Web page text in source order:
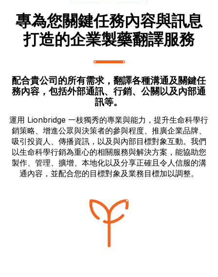
專為您關鍵任務內容與訊息
打造的企業製藥翻譯服務
配合貴公司的所有需求，翻譯各種溝通及關鍵任
務內容，包括外部通訊、行銷、公關以及內部通
訊等。
運用 Lionbridge 一枝獨秀的專業與能力，提升生命科學行
銷策略、增進公眾與決策者的參與程度、推廣企業品牌、
吸引投資人、傳播資訊，以及與內部目標對象互動。我們
以生命科學行銷為重心的相關服務與解決方案，能協助您
製作、管理、擴增、本地化以及分享正確且令人信服的溝
通內容，並配合您的目標對象及業務目標加以調整。